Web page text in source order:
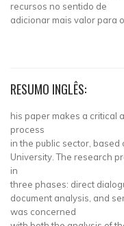
recursos no sentido de
adicionar mais valor para o
RESUMO INGLÊS:
his paper makes a critical
process
in the public sector, based
University. The research
in
three phases: direct
document analysis, and
was concerned